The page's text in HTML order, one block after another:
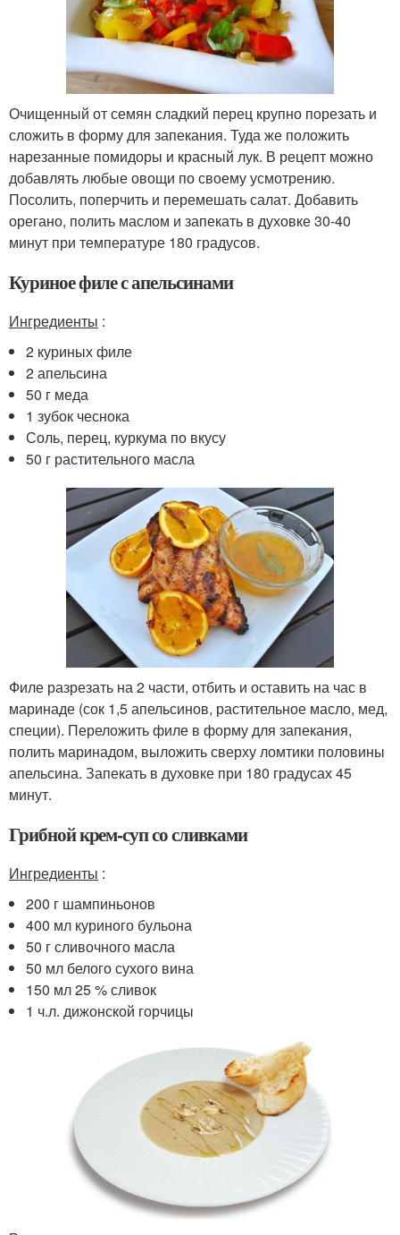
Очищенный от семян сладкий перец крупно порезать и
сложить в форму для запекания. Туда же положить
нарезанные помидоры и красный лук. В рецепт можно
добавлять любые овощи по своему усмотрению.
Посолить, поперчить и перемешать салат. Добавить
орегано, полить маслом и запекать в духовке 30-40
минут при температуре 180 градусов.
Куриное филе с апельсинами
Ингредиенты :
2 куриных филе
2 апельсина
50 г меда
1 зубок чеснока
Соль, перец, куркума по вкусу
50 г растительного масла
Филе разрезать на 2 части, отбить и оставить на час в
маринаде (сок 1,5 апельсинов, растительное масло, мед,
специи). Переложить филе в форму для запекания,
полить маринадом, выложить сверху ломтики половины
апельсина. Запекать в духовке при 180 градусах 45
минут.
Грибной крем-суп со сливками
Ингредиенты :
200 г шампиньонов
400 мл куриного бульона
50 г сливочного масла
50 мл белого сухого вина
150 мл 25 % сливок
1 ч.л. дижонской горчицы